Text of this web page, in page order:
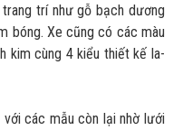
trí như gỗ bạch dương
bóng. Xe cũng có các màu
kim cùng 4 kiểu thiết kế la-
các mẫu còn lại nhờ lưới